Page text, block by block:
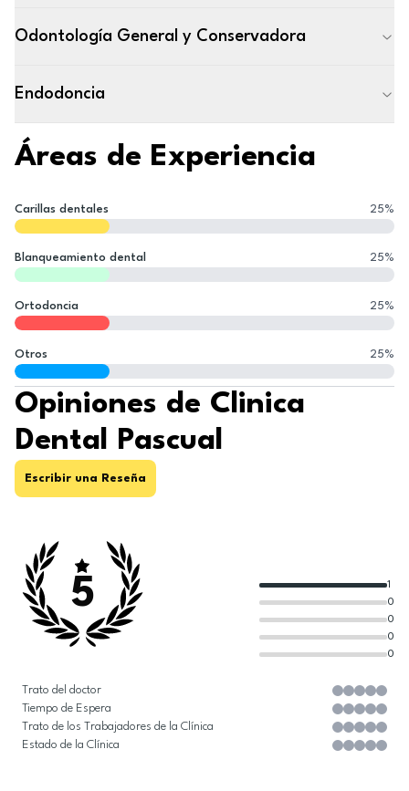
Odontología General y Conservadora
Endodoncia
Áreas de Experiencia
Carillas dentales 25%
Blanqueamiento dental 25%
Ortodoncia 25%
Otros 25%
Opiniones de Clinica
Dental Pascual
Escribir una Reseña
5
0
0
0
0
1
Trato del doctor
Tiempo de Espera
Trato de los Trabajadores de la Clínica
Estado de la Clínica